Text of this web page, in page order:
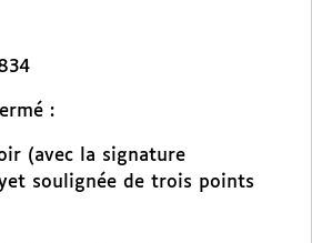
:
(avec la signature
soulignée de trois points